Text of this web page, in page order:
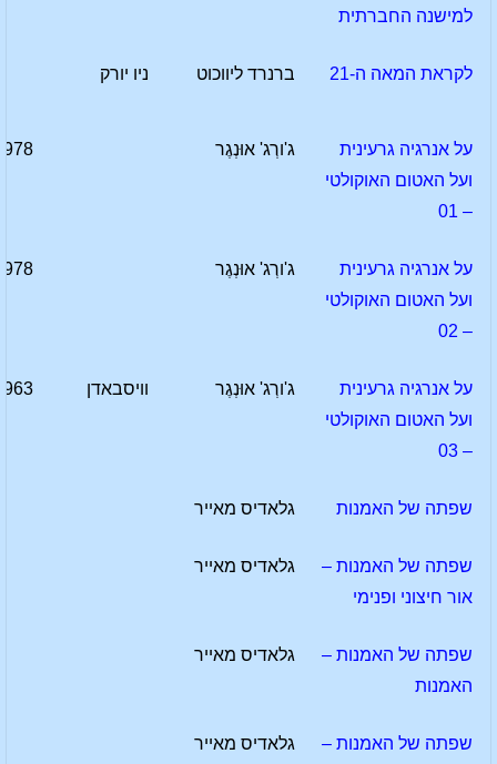
למישנה החברתית
לקראת המאה ה-21 ברנרד ליווכוט ניו יורק
על אנרגיה גרעינית
ועל האטום האוקולטי
– 01
ג'ורְג' אוּנְגֶר
על אנרגיה גרעינית
ועל האטום האוקולטי
– 02
ג'ורְג' אוּנְגֶר
על אנרגיה גרעינית
ועל האטום האוקולטי
– 03
ג'ורְג' אוּנְגֶר וויסבאדן
שפתה של האמנות גלאדיס מאייר
שפתה של האמנות –
אור חיצוני ופנימי
גלאדיס מאייר
שפתה של האמנות –
האמנות
גלאדיס מאייר
שפתה של האמנות –
גלאדיס מאייר